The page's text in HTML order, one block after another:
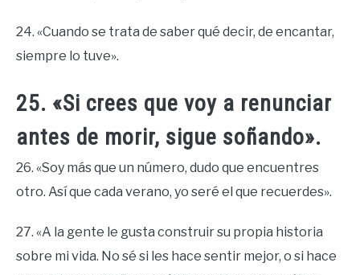
24. «Cuando se trata de saber qué decir, de encantar,
siempre lo tuve».
25. «Si crees que voy a renunciar
antes de morir, sigue soñando».
26. «Soy más que un número, dudo que encuentres
otro. Así que cada verano, yo seré el que recuerdes».
27. «A la gente le gusta construir su propia historia
sobre mi vida. No sé si les hace sentir mejor, o si hace